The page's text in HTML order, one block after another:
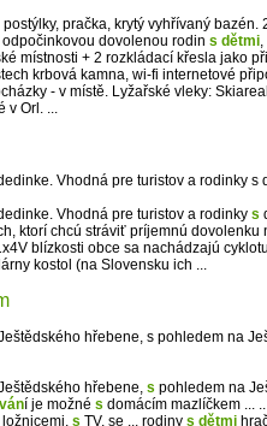
pračka, krytý vyhřívaný bazén.
dovolenou rodin s dětmi
místnosti + 2 rozkládací křesla jako
krbová kamna, wi-fi internetové
- v místě. Lyžařské vleky:
v Orl. ...
Vhodná pre turistov a rodinky s
Vhodná pre turistov a rodinky s
ktorí chcú stráviť príjemnú dovolenku
blízkosti obce sa nachádzajú
kostol (na Slovensku ich ...
hřebene, s pohledem na
hřebene, s pohledem na
í je možné s domácím mazlíčkem ...
ložnicemi, s TV, se ... rodiny s dětmi